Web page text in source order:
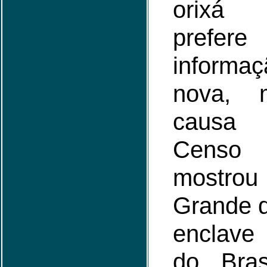
orixá
prefere
nova,
causa
Grande
enclave
do